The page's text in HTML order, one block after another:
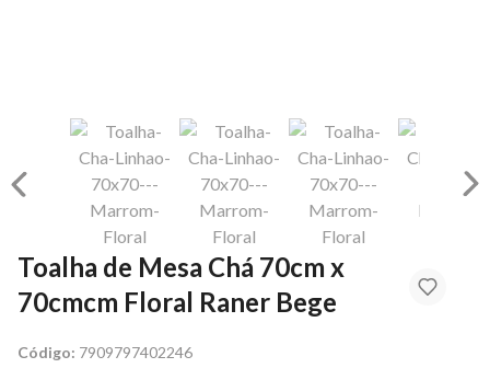
Toalha de Mesa Chá 70cm x
70cmcm Floral Raner Bege
Código: 7909797402246